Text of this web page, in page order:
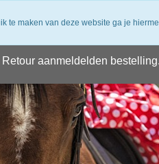
Retour aanmeldelden bestelling.
te maken van deze website ga je